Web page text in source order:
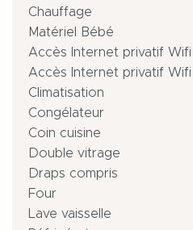
Chauffage
Matériel Bébé
Accès Internet privatif Wifi
Accès Internet privatif
Climatisation
Congélateur
Coin cuisine
Double vitrage
Draps compris
Four
Lave vaisselle